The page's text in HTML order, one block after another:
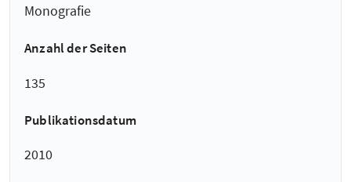
Monografie
Anzahl der Seiten
135
Publikationsdatum
2010